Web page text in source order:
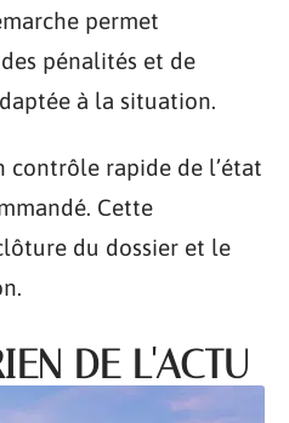
permet
pénalités et de
à la situation.
rapide de l’état
Cette
du dossier et le
DE L'ACTU